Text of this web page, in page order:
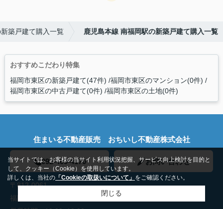
築戸建て購入一覧 鹿児島本線 南福岡駅の新築戸建て購入一覧
おすすめこだわり特集
福岡市東区の新築戸建て(47件) 福岡市東区のマンション(0件)
福岡市東区の中古戸建て(0件) 福岡市東区の土地(0件)
住まいる不動産販売 おちいし不動産株式会社
092-409-4170 お問い合わせ
〒812-0061
福岡県福岡市東区筥松２丁目18-20
当サイトでは、お客様の当サイト利用状況把握、サービス向上検討を目的と
して、クッキー（Cookie）を使用しています。
詳しくは、当社の 「Cookieの取扱いについて」 をご確認ください。
閉じる